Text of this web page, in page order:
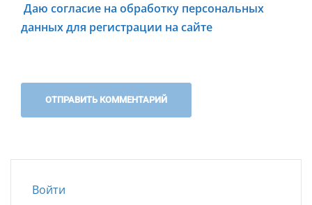
Даю согласие на обработку персональных
данных для регистрации на сайте
Войти